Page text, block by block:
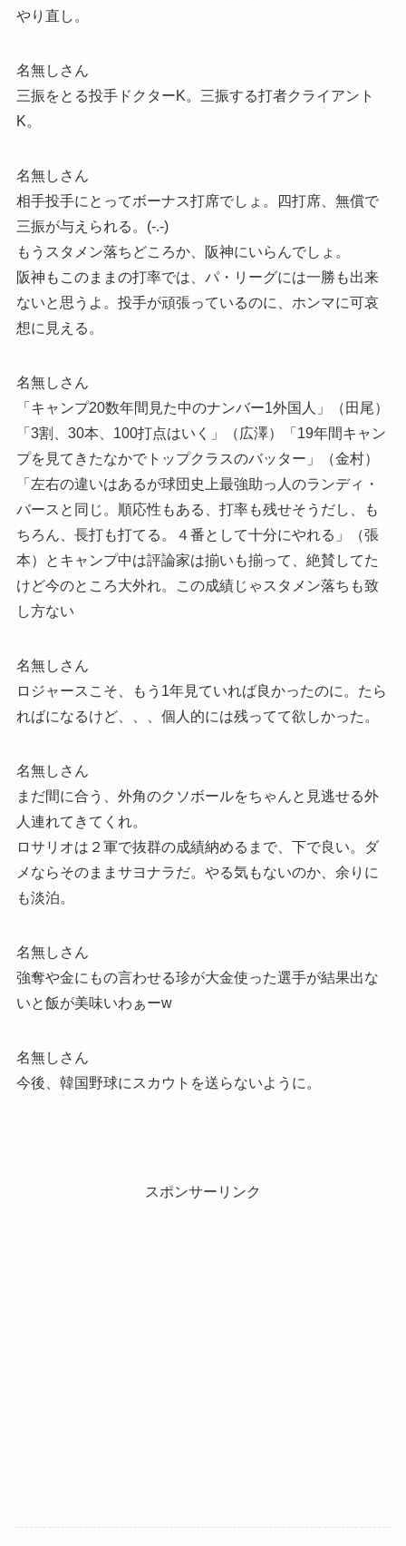
やり直し。
名無しさん
三振をとる投手ドクターK。三振する打者クライアント
K。
名無しさん
相手投手にとってボーナス打席でしょ。四打席、無償で
三振が与えられる。(-.-)
もうスタメン落ちどころか、阪神にいらんでしょ。
阪神もこのままの打率では、パ・リーグには一勝も出来
ないと思うよ。投手が頑張っているのに、ホンマに可哀
想に見える。
名無しさん
「キャンプ20数年間見た中のナンバー1外国人」（田尾）
「3割、30本、100打点はいく」（広澤）「19年間キャン
プを見てきたなかでトップクラスのバッター」（金村）
「左右の違いはあるが球団史上最強助っ人のランディ・
バースと同じ。順応性もある、打率も残せそうだし、も
ちろん、長打も打てる。４番として十分にやれる」（張
本）とキャンプ中は評論家は揃いも揃って、絶賛してた
けど今のところ大外れ。この成績じゃスタメン落ちも致
し方ない
名無しさん
ロジャースこそ、もう1年見ていれば良かったのに。たら
ればになるけど、、、個人的には残ってて欲しかった。
名無しさん
まだ間に合う、外角のクソボールをちゃんと見逃せる外
人連れてきてくれ。
ロサリオは２軍で抜群の成績納めるまで、下で良い。ダ
メならそのままサヨナラだ。やる気もないのか、余りに
も淡泊。
名無しさん
強奪や金にもの言わせる珍が大金使った選手が結果出な
いと飯が美味いわぁーw
名無しさん
今後、韓国野球にスカウトを送らないように。
スポンサーリンク